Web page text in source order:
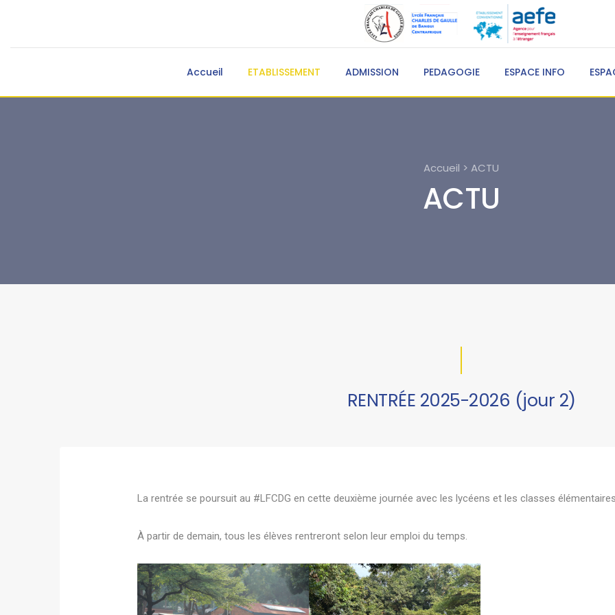
Accueil ETABLISSEMENT ADMISSION PEDAGOGIE ESPACE INFO
Accueil > ACTU
ACTU
RENTRÉE 2025-2026 (jour 2)
La rentrée se poursuit au #LFCDG en cette deuxième journée avec les lycéens et les classes
À partir de demain, tous les élèves rentreront selon leur emploi du temps.